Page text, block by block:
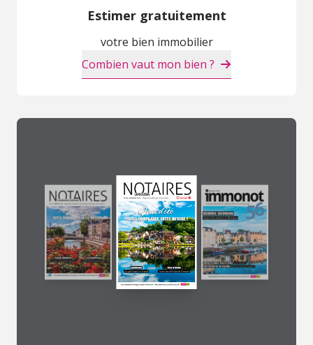
Estimer gratuitement
votre bien immobilier
Combien vaut mon bien ?